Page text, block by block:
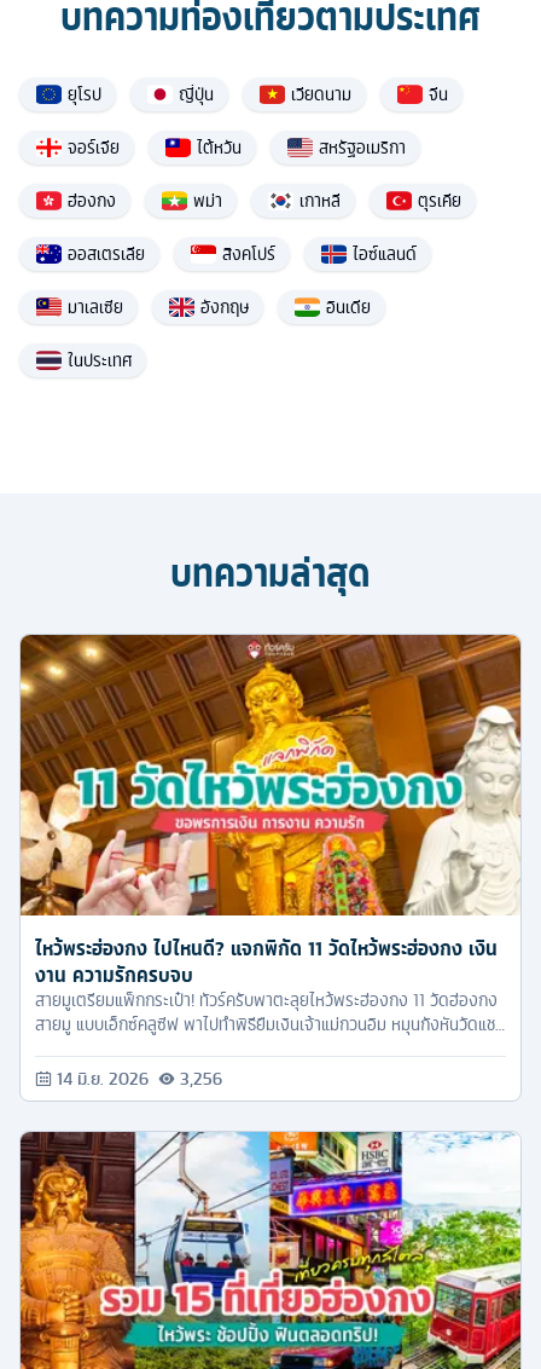
บทความท่องเที่ยวตามประเทศ
ยุโรป ญี่ปุ่น เวียดนาม
จีน
จอร์เจีย
ไต้หวัน
สหรัฐอเมริกา
ฮ่องกง
พม่า เกาหลี
ตุรเคีย
ออสเตรเลีย
สิงคโปร์
ไอซ์แลนด์
มาเลเซีย
อังกฤษ
อินเดีย
ในประเทศ
บทความล่าสุด
ไหว้พระฮ่องกง ไปไหนดี? แจกพิกัด 11 วัดไหว้พระฮ่องกง เงิน
งาน ความรักครบจบ
สายมูเตรียมแพ็กกระเป๋า! ทัวร์ครับพาตะลุยไหว้พระฮ่องกง 11 วัดฮ่องกง
สายมู แบบเอ็กซ์คลูซีฟ พาไปทำพิธียืมเงินเจ้าแม่กวนอิม หมุนกังหันวัดแช
14 มิ.ย. 2026 3,256